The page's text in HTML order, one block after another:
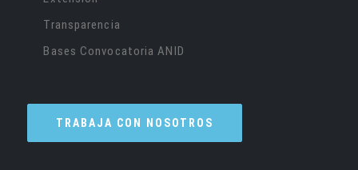
Transparencia
Bases Convocatoria ANID
TRABAJA CON NOSOTROS